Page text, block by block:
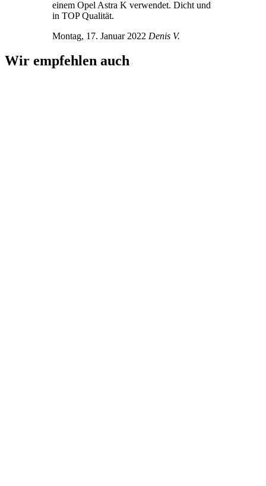
einem Opel Astra K verwendet. Dicht und
in TOP Qualität.
Montag, 17. Januar 2022 Denis V.
Wir empfehlen auch